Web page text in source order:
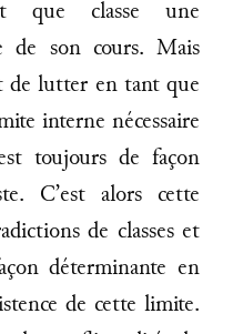
classe une
de son cours. Mais
de lutter en tant que
interne nécessaire
toujours de façon
C’est alors cette
de classes et
déterminante en
de cette limite.